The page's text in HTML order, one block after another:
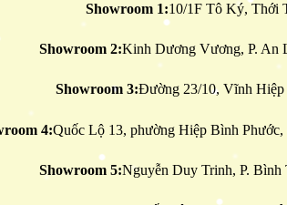
Showroom 1:10/1F Tô Ký, Thới
Showroom 2:Kinh Dương Vương, P. An
Showroom 3:Đường 23/10, Vĩnh Hiệp
4:Quốc Lộ 13, phường Hiệp Bình
Showroom 5:Nguyễn Duy Trinh, P.